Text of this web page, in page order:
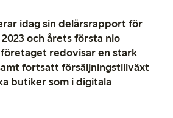
idag sin delårsrapport för
och årets första nio
redovisar en stark
fortsatt försäljningstillväxt
butiker som i digitala